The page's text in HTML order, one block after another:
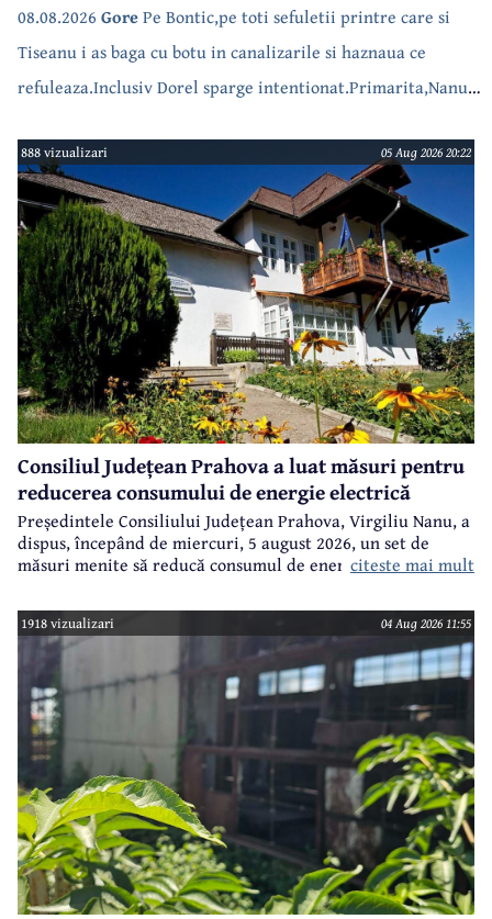
'fara energie'. Banuiesc ca urmeaza episodul 'fara hrana'.
08.08.2026 GorePe Bontic,pe toti sefuletii printre care si
Tiseanu i as baga cu botu in canalizarile si haznaua ce
refuleaza.Inclusiv Dorel sparge intentionat.Primarita,Nanu
888 vizualizari 05 Aug 2026 20:22
Consiliul Județean Prahova a luat măsuri pentru
reducerea consumului de energie electrică
Președintele Consiliului Județean Prahova, Virgiliu Nanu, a
dispus, începând de miercuri, 5 august 2026, un set de
măsuri menite să reducă consumul de energie electrică în
ca parte a unui demers mai amplu de utilizare responsabilă
a fondurilor publice.
citeste mai mult
1918 vizualizari 04 Aug 2026 11:55